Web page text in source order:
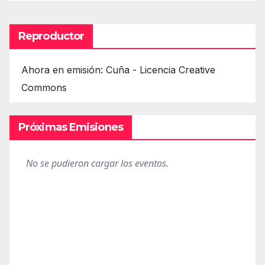
Reproductor
Ahora en emisión: Cuña - Licencia Creative
Commons
Próximas Emisiones